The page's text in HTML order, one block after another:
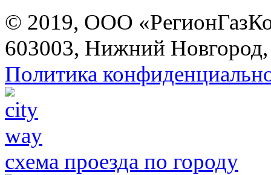
© 2019, ООО
603003, Нижний
Политика
схема проезда по городу